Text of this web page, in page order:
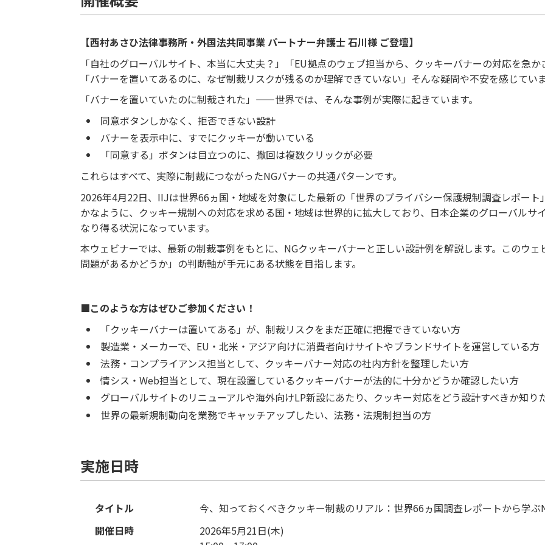
【西村あさひ法律事務所・外国法共同事業 パートナー弁護士 石川様 ご登壇】
「自社のグローバルサイト、本当に大丈夫？」「EU拠点のウェブ担当から、クッキーバナーの対応を急
「バナーを置いてあるのに、なぜ制裁リスクが残るのか理解できていない」そんな疑問や不安を感じてい
「バナーを置いていたのに制裁された」——世界では、そんな事例が実際に起きています。
同意ボタンしかなく、拒否できない設計
バナーを表示中に、すでにクッキーが動いている
「同意する」ボタンは目立つのに、撤回は複数クリックが必要
これらはすべて、実際に制裁につながったNGバナーの共通パターンです。
2026年4月22日、IIJは世界66ヵ国・地域を対象にした最新の「世界のプライバシー保護規制調査レポー
かなように、クッキー規制への対応を求める国・地域は世界的に拡大しており、日本企業のグローバルサ
なり得る状況になっています。
本ウェビナーでは、最新の制裁事例をもとに、NGクッキーバナーと正しい設計例を解説します。このウ
問題があるかどうか」の判断軸が手元にある状態を目指します。
■このような方はぜひご参加ください！
「クッキーバナーは置いてある」が、制裁リスクをまだ正確に把握できていない方
製造業・メーカーで、EU・北米・アジア向けに消費者向けサイトやブランドサイトを運営している方
法務・コンプライアンス担当として、クッキーバナー対応の社内方針を整理したい方
情シス・Web担当として、現在設置しているクッキーバナーが法的に十分かどうか確認したい方
グローバルサイトのリニューアルや海外向けLP新設にあたり、クッキー対応をどう設計すべきか知り
世界の最新規制動向を業務でキャッチアップしたい、法務・法規制担当の方
実施日時
タイトル
今、知っておくべきクッキー制裁のリアル：世界66ヵ国調査レポートから学
開催日時
2026年5月21日(木)